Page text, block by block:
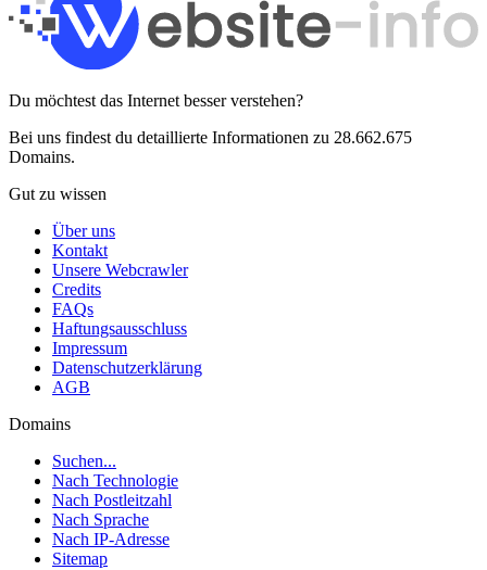
Du möchtest das Internet besser verstehen?
Bei uns findest du detaillierte Informationen zu 28.662.675
Domains.
Gut zu wissen
Über uns
Kontakt
Unsere Webcrawler
Credits
FAQs
Haftungsausschluss
Impressum
Datenschutzerklärung
AGB
Domains
Suchen...
Nach Technologie
Nach Postleitzahl
Nach Sprache
Nach IP-Adresse
Sitemap